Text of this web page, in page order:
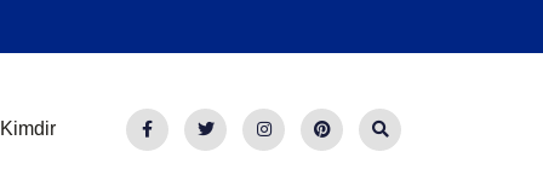
Kimdir